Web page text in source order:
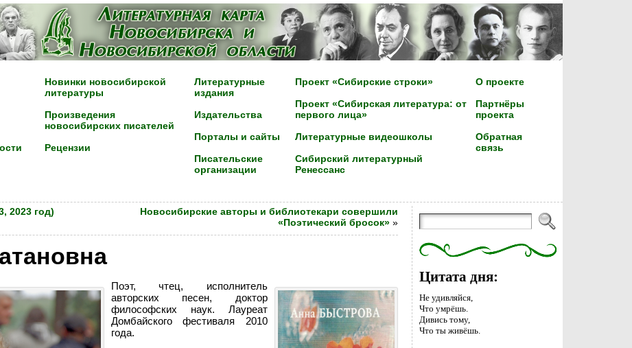
Новинки новосибирской
литературы
Произведения
новосибирских писателей
Рецензии
Литературные
издания
Издательства
Порталы и сайты
Писательские
организации
Проект «Сибирские строки»
Проект «Сибирская литература: от
первого лица»
Литературные видеошколы
Сибирский литературный
Ренессанс
О проекте
Партнёры
проекта
Обратная
связь
2023 год)
Новосибирские авторы и библиотекари совершили
«Поэтический бросок»»
Поэт, чтец, исполнитель
авторских песен, доктор
философских наук. Лауреат
Домбайского фестиваля 2010
года.
Цитата дня:
Не удивляйся,
Что умрёшь.
Дивись тому,
Что ты живёшь.